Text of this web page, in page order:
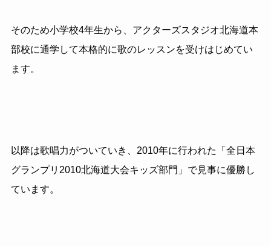
そのため小学校4年生から、アクターズスタジオ北海道本
部校に通学して本格的に歌のレッスンを受けはじめてい
ます。
以降は歌唱力がついていき、2010年に行われた「全日本
グランプリ2010北海道大会キッズ部門」で見事に優勝し
ています。